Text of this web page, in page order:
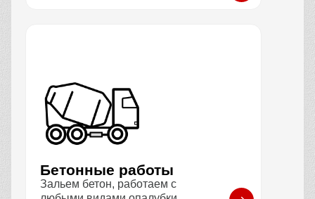
Бетонные работы
Зальем бетон, работаем с